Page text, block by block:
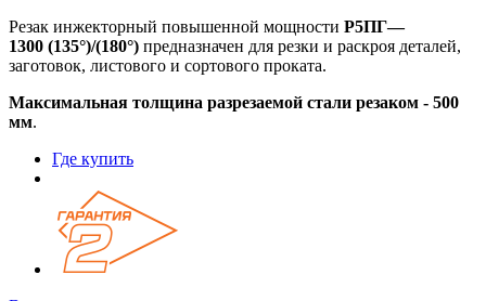
Резак инжекторный повышенной мощности Р5ПГ—
1300 (135°)/(180°) предназначен для резки и раскроя деталей,
заготовок, листового и сортового проката.
Максимальная толщина разрезаемой стали резаком - 500
мм.
Где купить